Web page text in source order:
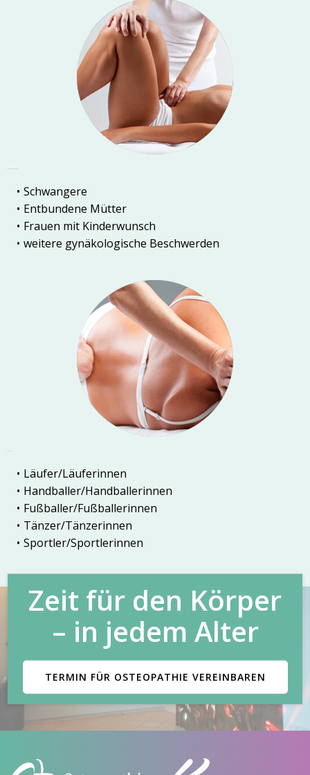
Schwangere
Entbundene Mütter
Frauen mit Kinderwunsch
weitere gynäkologische Beschwerden
Läufer/Läuferinnen
Handballer/Handballerinnen
Fußballer/Fußballerinnen
Tänzer/Tänzerinnen
Sportler/Sportlerinnen
Zeit für den Körper
– in jedem Alter
TERMIN FÜR OSTEOPATHIE VEREINBAREN